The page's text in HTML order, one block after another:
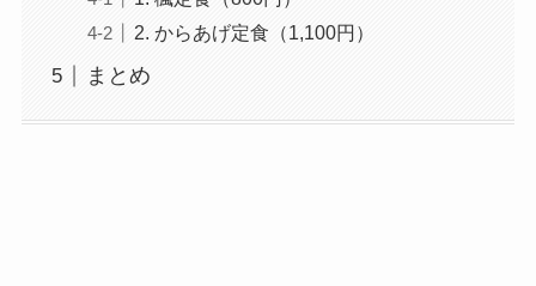
2. からあげ定食（1,100円）
まとめ